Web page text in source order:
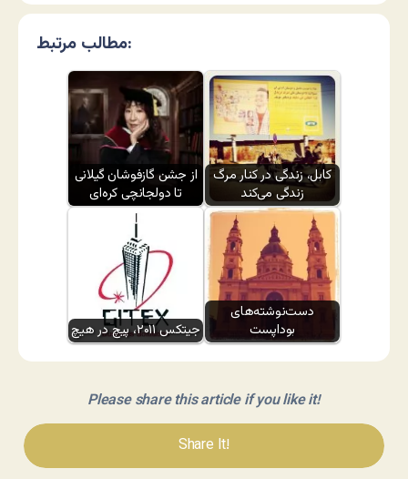
مطالب مرتبط:
از جشن گازفوشان گیلانی
تا دولجانچی کره‌ای
کابل، زندگی در کنار مرگ
زندگی می‌کند
جیتکس ۲۰۱۱، پیچ در هیچ
دست‌نوشته‌های
بوداپست
Please share this article if you like it!
Share It!